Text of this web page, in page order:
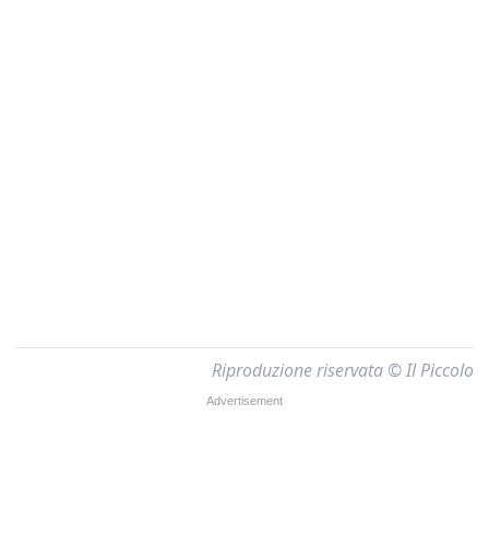
Riproduzione riservata © Il Piccolo